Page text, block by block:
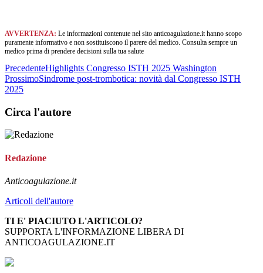
AVVERTENZA: Le informazioni contenute nel sito anticoagulazione.it hanno scopo
puramente informativo e non sostituiscono il parere del medico. Consulta sempre un
medico prima di prendere decisioni sulla tua salute
PrecedenteHighlights Congresso ISTH 2025 Washington
ProssimoSindrome post-trombotica: novità dal Congresso ISTH
2025
Circa l'autore
Redazione
Anticoagulazione.it
Articoli dell'autore
TI E' PIACIUTO L'ARTICOLO?
SUPPORTA L'INFORMAZIONE LIBERA DI
ANTICOAGULAZIONE.IT